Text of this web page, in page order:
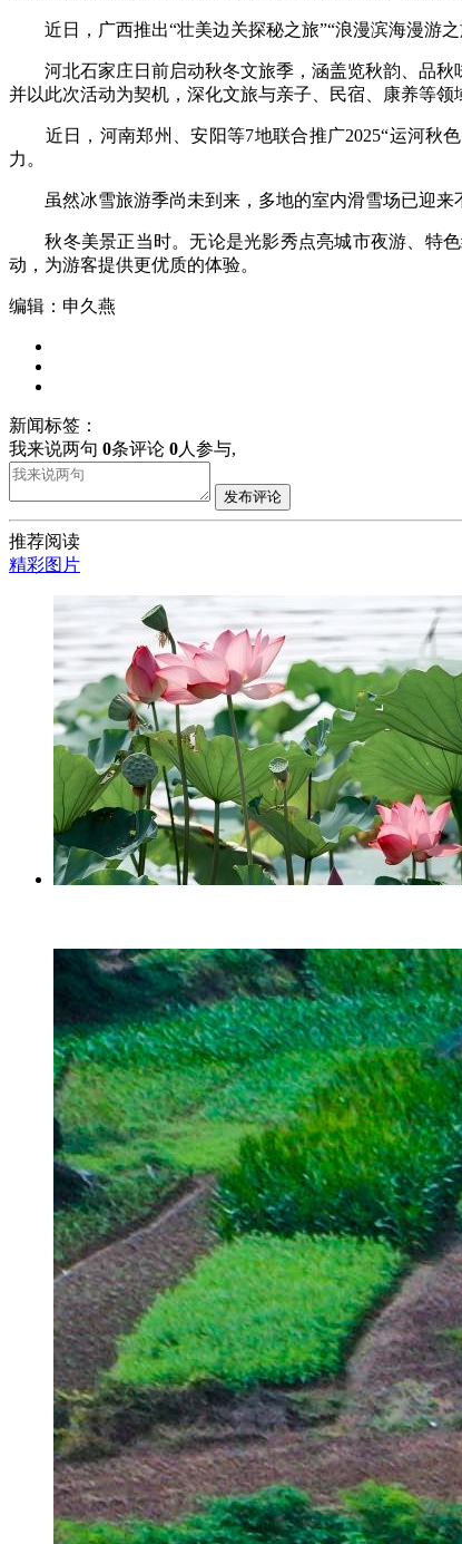
近日，广西推出“壮美边关探秘之旅”“浪漫滨海漫游之
河北石家庄日前启动秋冬文旅季，涵盖览秋韵、品秋
并以此次活动为契机，深化文旅与亲子、民宿、康养等领
近日，河南郑州、安阳等7地联合推广2025“运河秋色
力。
虽然冰雪旅游季尚未到来，多地的室内滑雪场已迎来
秋冬美景正当时。无论是光影秀点亮城市夜游、特色
动，为游客提供更优质的体验。
编辑：申久燕
新闻标签：
我来说两句 0条评论 0人参与,
发布评论
推荐阅读